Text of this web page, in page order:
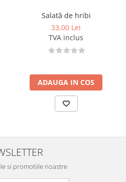
Salată de hribi
33,00 Lei
TVA inclus
ADAUGA IN COS
si promotiile noastre